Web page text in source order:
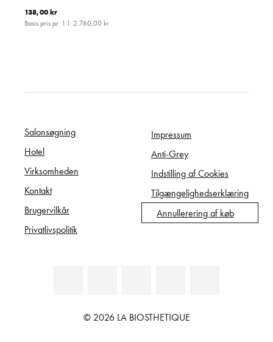
138,00 kr
Basis pris pr. 1 l: 2.760,00 kr
Salonsøgning
Hotel
Virksomheden
Kontakt
Brugervilkår
Privatlivspolitik
Impressum
Anti-Grey
Indstilling af Cookies
Tilgængelighedserklæring
Annullerering af køb
© 2026 LA BIOSTHETIQUE